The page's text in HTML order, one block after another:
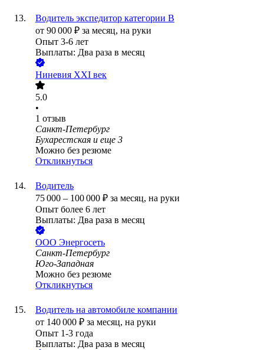
Водитель экспедитор категории В
от 90 000 ₽ за месяц, на руки
Опыт 3-6 лет
Выплаты: Два раза в месяц
Ниневия XXI век
5.0
•
1 отзыв
Санкт-Петербург
Бухарестская и еще 3
Можно без резюме
Откликнуться
Водитель
75 000 – 100 000 ₽ за месяц, на руки
Опыт более 6 лет
Выплаты: Два раза в месяц
ООО Энергосеть
Санкт-Петербург
Юго-Западная
Можно без резюме
Откликнуться
Водитель на автомобиле компании
от 140 000 ₽ за месяц, на руки
Опыт 1-3 года
Выплаты: Два раза в месяц